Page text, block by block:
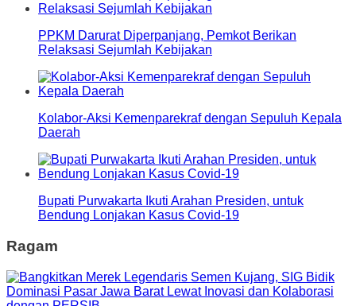
PPKM Darurat Diperpanjang, Pemkot Berikan
Relaksasi Sejumlah Kebijakan
Kolabor-Aksi Kemenparekraf dengan Sepuluh Kepala
Daerah
Bupati Purwakarta Ikuti Arahan Presiden, untuk
Bendung Lonjakan Kasus Covid-19
Ragam